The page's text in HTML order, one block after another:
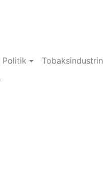
Politik Tobaksindustrin